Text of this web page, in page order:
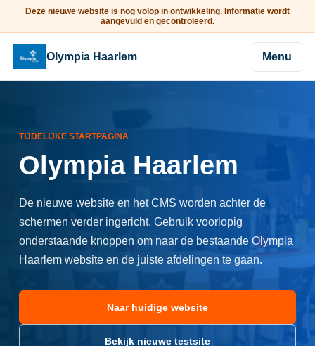
Deze nieuwe website is nog volop in ontwikkeling. Informatie wordt
aangevuld en gecontroleerd.
Olympia Haarlem Menu
TIJDELIJKE STARTPAGINA
Olympia Haarlem
De nieuwe website en het CMS worden achter de
schermen verder ingericht. Gebruik voorlopig
onderstaande knoppen om naar de bestaande Olympia
Haarlem website en de juiste afdelingen te gaan.
Naar huidige website
Bekijk nieuwe testsite